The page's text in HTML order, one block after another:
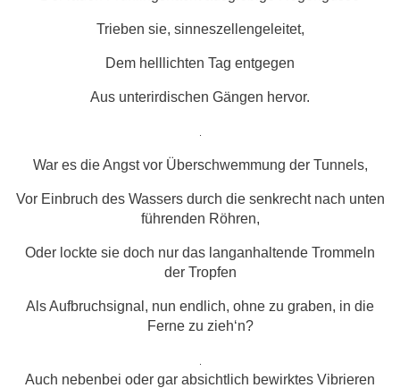
Trieben sie, sinneszellengeleitet,
Dem helllichten Tag entgegen
Aus unterirdischen Gängen hervor.
War es die Angst vor Überschwemmung der Tunnels,
Vor Einbruch des Wassers durch die senkrecht nach unten
führenden Röhren,
Oder lockte sie doch nur das langanhaltende Trommeln
der Tropfen
Als Aufbruchsignal, nun endlich, ohne zu graben, in die
Ferne zu zieh‘n?
Auch nebenbei oder gar absichtlich bewirktes Vibrieren